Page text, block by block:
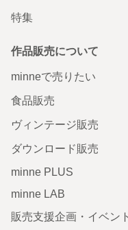
特集
作品販売について
minneで売りたい
食品販売
ヴィンテージ販売
ダウンロード販売
minne PLUS
minne LAB
販売支援企画・イベント